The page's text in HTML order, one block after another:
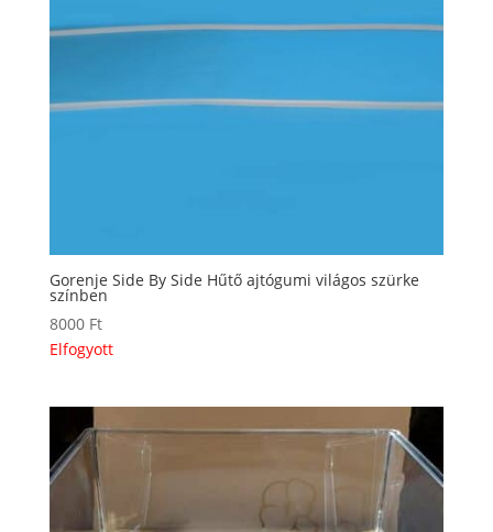
Gorenje Side By Side Hűtő ajtógumi világos szürke
színben
8000 Ft
Elfogyott